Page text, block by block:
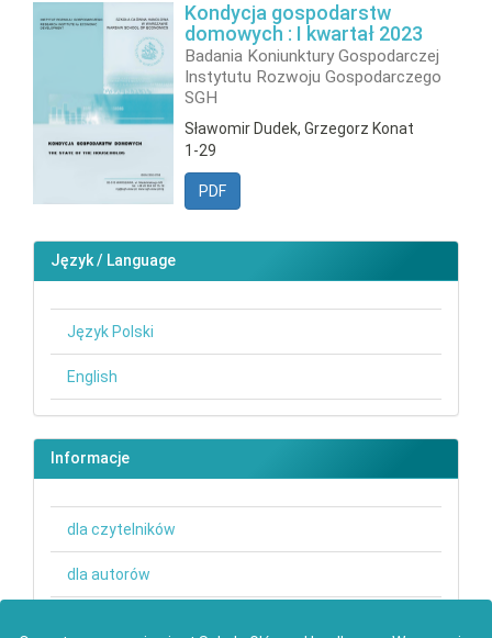
Kondycja gospodarstw
domowych : I kwartał 2023
Badania Koniunktury Gospodarczej
Instytutu Rozwoju Gospodarczego
SGH
Sławomir Dudek, Grzegorz Konat
1-29
PDF
Język / Language
Język Polski
English
Informacje
dla czytelników
dla autorów